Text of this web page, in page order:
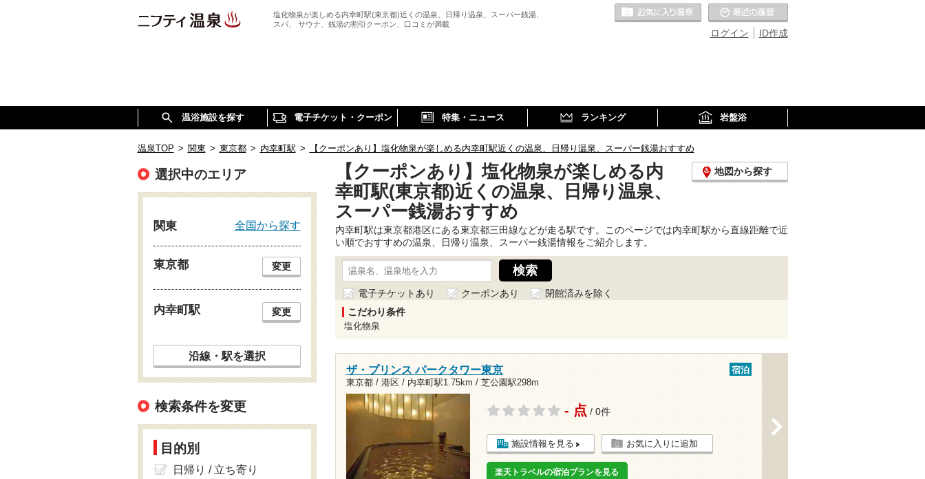
塩化物泉が楽しめる内幸町駅(東京都)近くの温泉、日帰り温泉、スーパー銭湯、
スパ、 サウナ、銭湯の割引クーポン、口コミが満載
ID作成
ログイン
お気に入りの温泉
温浴施設を探す 電子チケット・クーポン 特集・ニュース ランキング 岩盤浴
温泉TOP > 関東 > 東京都 > 内幸町駅 > 【クーポンあり】塩化物泉が楽しめる内幸町駅近くの温泉、日帰り温泉、スーパー銭湯おすすめ
【クーポンあり】塩化物泉が楽しめる内
幸町駅(東京都)近くの温泉、日帰り温泉、
スーパー銭湯おすすめ
地図から探す
内幸町駅は東京都港区にある東京都三田線などが走る駅です。このページでは内幸町駅から直線距離で近
い順でおすすめの温泉、日帰り温泉、スーパー銭湯情報をご紹介します。
電子チケットあり クーポンあり
閉館済みを除く
こだわり条件
塩化物泉
ザ・プリンス パークタワー東京
東京都 / 港区 / 内幸町駅1.75km / 芝公園駅298m
宿泊
- 点 / 0件
施設情報を見る お気に入りに追加
楽天トラベルの宿泊プランを見る
選択中のエリア
関東 全国から探す
東京都 変更
内幸町駅 変更
沿線・駅を選択
検索条件を変更
目的別
日帰り / 立ち寄り